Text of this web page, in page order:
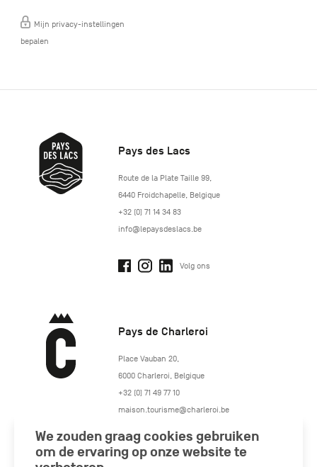
Mijn privacy-instellingen
bepalen
Pays des Lacs
http://www.lepaysdeslacs.be/
Route de la Plate Taille 99,
6440 Froidchapelle, Belgique
+32 (0) 71 14 34 83
info@lepaysdeslacs.be
Volg ons
Pays de Charleroi
https://www.paysdecharleroi.be/
Place Vauban 20,
6000 Charleroi Belgique
+32 (0) 71 49 77 10
maison.tourisme@charleroi.be
Volg ons
We zouden graag cookies gebruiken
om de ervaring op onze website te